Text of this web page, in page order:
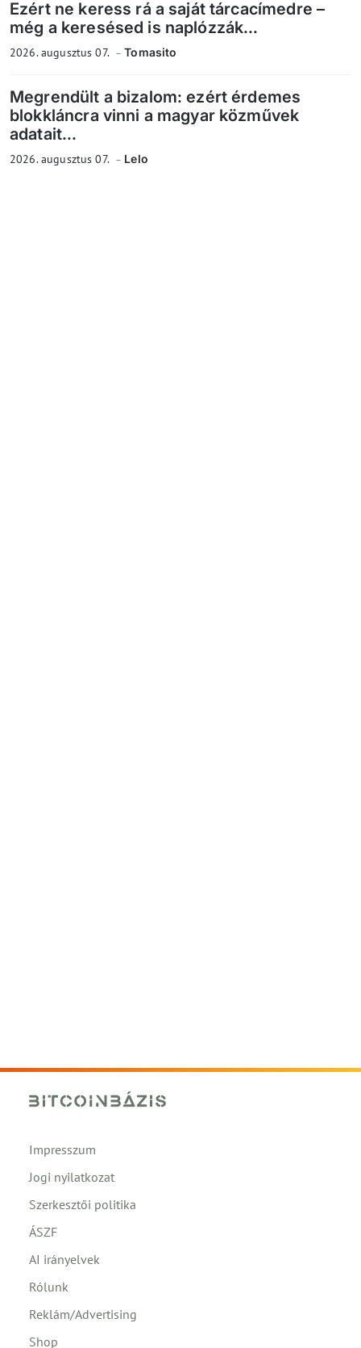
Ezért ne keress rá a saját tárcacímedre –
még a keresésed is naplózzák...
2026. augusztus 07. Tomasito
Megrendült a bizalom: ezért érdemes
blokkláncra vinni a magyar közművek
adatait...
2026. augusztus 07. Lelo
Impresszum
Jogi nyilatkozat
Szerkesztői politika
ÁSZF
AI irányelvek
Rólunk
Reklám/Advertising
Shop